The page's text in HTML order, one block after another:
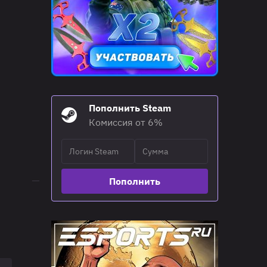
16:25 01.03.26
G2 Esports
3
Karmine Corp 2
Пополнить Steam
Комиссия от 6%
Пополнить